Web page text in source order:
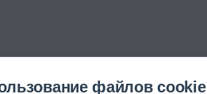
файлов cookie